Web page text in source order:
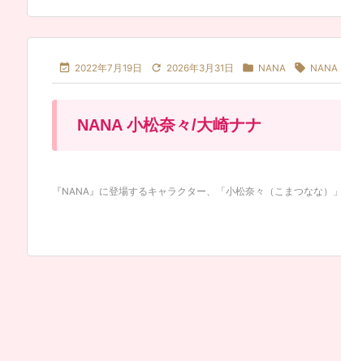
 2022年7月19日  2026年3月31日  NANA  NANA
NANA 小松奈々/大崎ナナ
『NANA』に登場するキャラクター、「小松奈々（こまつなな）